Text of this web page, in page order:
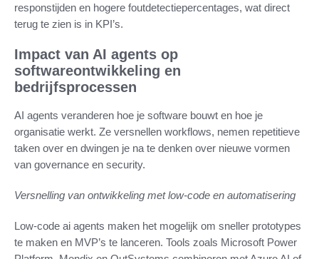
responstijden en hogere foutdetectiepercentages, wat direct
terug te zien is in KPI’s.
Impact van AI agents op
softwareontwikkeling en
bedrijfsprocessen
AI agents veranderen hoe je software bouwt en hoe je
organisatie werkt. Ze versnellen workflows, nemen repetitieve
taken over en dwingen je na te denken over nieuwe vormen
van governance en security.
Versnelling van ontwikkeling met low-code en automatisering
Low-code ai agents maken het mogelijk om sneller prototypes
te maken en MVP’s te lanceren. Tools zoals Microsoft Power